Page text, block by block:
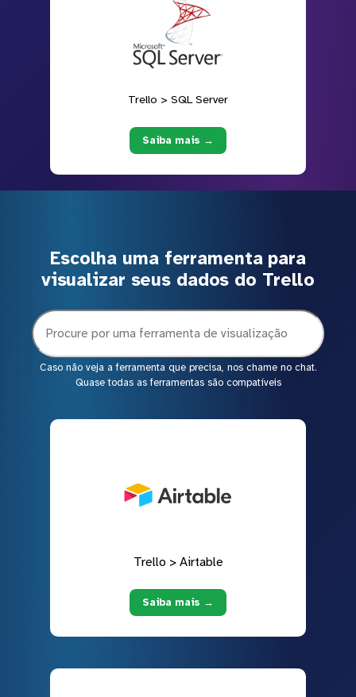
Trello > SQL Server
Saiba mais →
Escolha uma ferramenta para
visualizar seus dados do Trello
Caso não veja a ferramenta que precisa, nos chame no chat.
Quase todas as ferramentas são compatíveis
Trello > Airtable
Saiba mais →